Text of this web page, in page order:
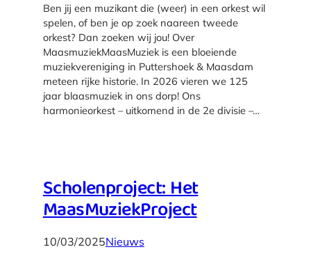
Ben jij een muzikant die (weer) in een orkest wil
spelen, of ben je op zoek naareen tweede
orkest? Dan zoeken wij jou! Over
MaasmuziekMaasMuziek is een bloeiende
muziekvereniging in Puttershoek & Maasdam
meteen rijke historie. In 2026 vieren we 125
jaar blaasmuziek in ons dorp! Ons
harmonieorkest – uitkomend in de 2e divisie –…
Scholenproject: Het
MaasMuziekProject
10/03/2025Nieuws